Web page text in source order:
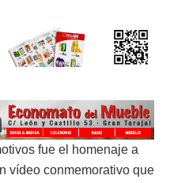
fue el homenaje a
vídeo conmemorativo que